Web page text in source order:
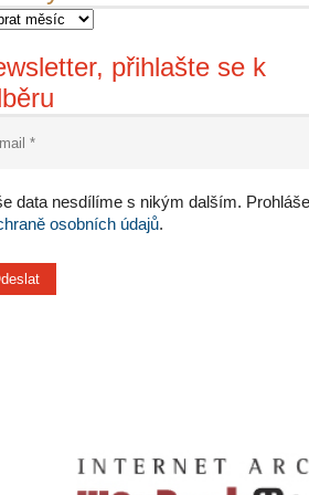
přihlašte se k
data nesdílíme s nikým dalším.
osobních údajů.